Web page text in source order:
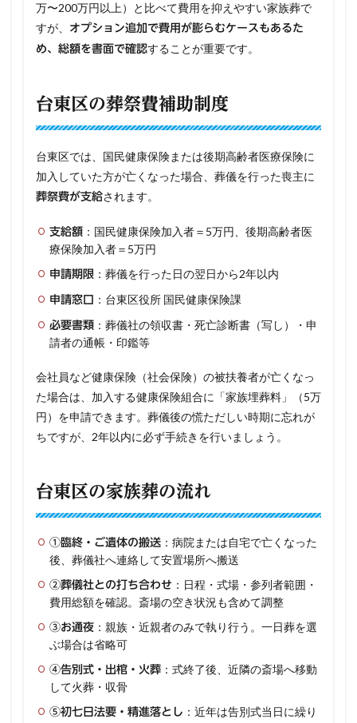
万〜200万円以上）と比べて費用を抑えやすい家族葬で
すが、
オプション追加で費用が膨らむケースもあるた
め、総額を書面で確認することが重要です。
台東区の葬祭費補助制度
台東区では、国民健康保険または後期高齢者医療保険に
加入していた方が亡くなった場合、葬儀を行った喪主に
葬祭費が支給されます。
支給額 ：国民健康保険加入者＝5万円、後期高齢者医
療保険加入者＝5万円
申請期限 ：葬儀を行った日の翌日から2年以内
申請窓口 ：台東区役所 国民健康保険課
必要書類 ：葬儀社の領収書・死亡診断書（写し）・申
請者の通帳・印鑑等
会社員など健康保険（社会保険）の被扶養者が亡くなっ
た場合は、加入する健康保険組合に「家族埋葬料」（5万
円）を申請できます。葬儀後の慌ただしい時期に忘れが
ちですが、2年以内に必ず手続きを行いましょう。
台東区の家族葬の流れ
①臨終・ご遺体の搬送 ：病院または自宅で亡くなった
後、葬儀社へ連絡して安置場所へ搬送
②葬儀社との打ち合わせ ：日程・式場・参列者範囲・
費用総額を確認。斎場の空き状況も含めて調整
③お通夜 ：親族・近親者のみで執り行う。一日葬を選
ぶ場合は省略可
④告別式・出棺・火葬 ：式終了後、近隣の斎場へ移動
して火葬・収骨
⑤初七日法要・精進落とし ：近年は告別式当日に繰り